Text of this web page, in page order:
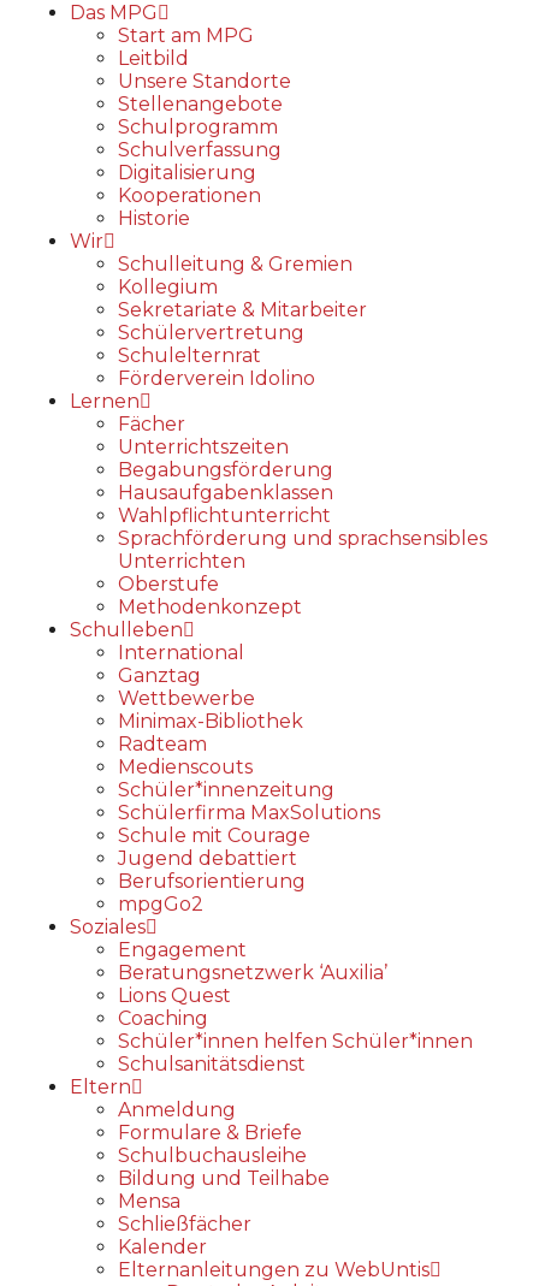
Das MPG
Start am MPG
Leitbild
Unsere Standorte
Stellenangebote
Schulprogramm
Schulverfassung
Digitalisierung
Kooperationen
Historie
Wir
Schulleitung & Gremien
Kollegium
Sekretariate & Mitarbeiter
Schülervertretung
Schulelternrat
Förderverein Idolino
Lernen
Fächer
Unterrichtszeiten
Begabungs­förderung
Hausaufgabenklassen
Wahlpflichtunterricht
Sprachförderung und sprachsensibles
Unterrichten
Oberstufe
Methodenkonzept
Schulleben
International
Ganztag
Wettbewerbe
Minimax-Bibliothek​
Radteam
Medienscouts
Schüler*innenzeitung
Schülerfirma MaxSolutions
Schule mit Courage
Jugend debattiert
Berufsorientierung
mpgGo2
Soziales
Engagement
Beratungsnetzwerk ‘Auxilia’
Lions Quest
Coaching
Schüler*innen helfen Schüler*innen
Schulsanitätsdienst
Eltern
Anmeldung
Formulare & Briefe
Schulbuchausleihe
Bildung und Teilhabe
Mensa
Schließfächer
Kalender
Elternanleitungen zu WebUntis